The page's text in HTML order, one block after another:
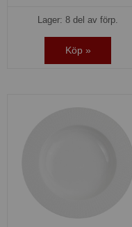
Lager: 8 del av förp.
Köp »